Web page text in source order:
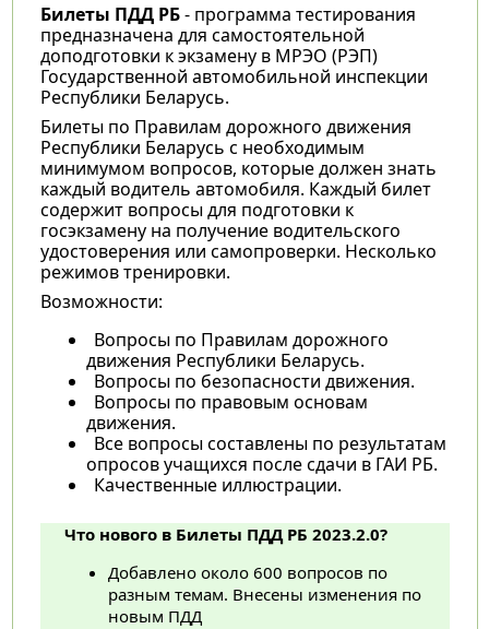
Билеты ПДД РБ- программа тестирования
предназначена для самостоятельной
доподготовки к экзамену в МРЭО (РЭП)
Государственной автомобильной инспекции
Республики Беларусь.
Билеты по Правилам дорожного движения
Республики Беларусь с необходимым
минимумом вопросов, которые должен знать
каждый водитель автомобиля. Каждый билет
содержит вопросы для подготовки к
госэкзамену на получение водительского
удостоверения или самопроверки. Несколько
режимов тренировки.
Возможности:
Вопросы по Правилам дорожного
движения Республики Беларусь.
Вопросы по безопасности движения.
Вопросы по правовым основам
движения.
Все вопросы составлены по результатам
опросов учащихся после сдачи в ГАИ РБ.
Качественные иллюстрации.
Что нового в Билеты ПДД РБ 2023.2.0?
Добавлено около 600 вопросов по
разным темам. Внесены изменения по
новым ПДД